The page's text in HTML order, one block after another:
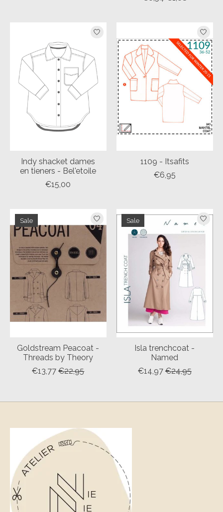
Indy shacket dames
en tieners - Bel'etoile
€15,00
1109 - Itsafits
€6,95
Sale
Goldstream Peacoat -
Threads by Theory
€13,77 €22,95
Sale
Isla trenchcoat -
Named
€14,97 €24,95